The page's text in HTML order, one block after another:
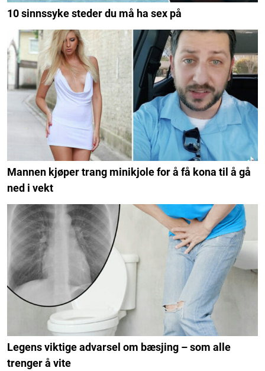
10 sinnssyke steder du må ha sex på
Mannen kjøper trang minikjole for å få kona til å gå
ned i vekt
Legens viktige advarsel om bæsjing – som alle
trenger å vite